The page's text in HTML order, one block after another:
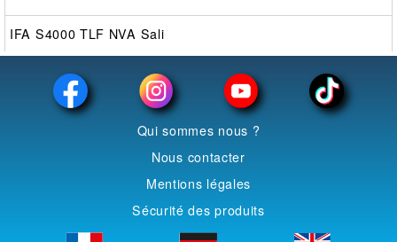
IFA S4000 TLF NVA Sali
Qui sommes nous ?
Nous contacter
Mentions légales
Sécurité des produits